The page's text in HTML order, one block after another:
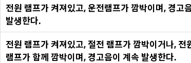
전원 램프가 켜져있고, 운전램프가 깜박이며, 경고
발생한다.
전원 램프가 켜져있고, 절전 램프가 깜박이거나, 전
램프가 함께 깜박이며, 경고음이 계속 발생한다.